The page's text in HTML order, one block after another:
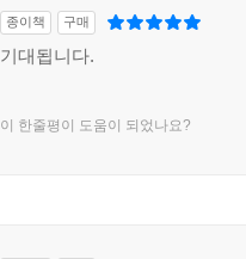
종이책 구매
기대됩니다.
이 한줄평이 도움이 되었나요?